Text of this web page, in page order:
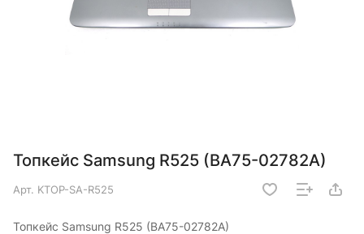
Топкейс Samsung R525 (BA75-02782A)
Арт. KTOP-SA-R525
Топкейс Samsung R525 (BA75-02782A)